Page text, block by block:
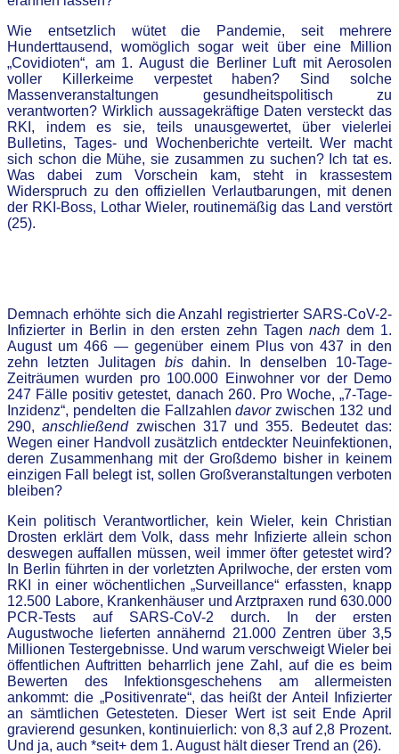
Wie entsetzlich wütet die Pandemie, seit mehrere
Hunderttausend, womöglich sogar weit über eine Million
„Covidioten“, am 1. August die Berliner Luft mit Aerosolen
voller Killerkeime verpestet haben? Sind solche
Massenveranstaltungen gesundheitspolitisch zu
verantworten? Wirklich aussagekräftige Daten versteckt das
RKI, indem es sie, teils unausgewertet, über vielerlei
Bulletins, Tages- und Wochenberichte verteilt. Wer macht
sich schon die Mühe, sie zusammen zu suchen? Ich tat es.
Was dabei zum Vorschein kam, steht in krassestem
Widerspruch zu den offiziellen Verlautbarungen, mit denen
der RKI-Boss, Lothar Wieler, routinemäßig das Land verstört
(25).
Demnach erhöhte sich die Anzahl registrierter SARS-CoV-2-
Infizierter in Berlin in den ersten zehn Tagen nach dem 1.
August um 466 — gegenüber einem Plus von 437 in den
zehn letzten Julitagen bisdahin. In denselben 10-Tage-
Zeiträumen wurden pro 100.000 Einwohner vor der Demo
247 Fälle positiv getestet, danach 260. Pro Woche, „7-Tage-
Inzidenz“, pendelten die Fallzahlendavorzwischen 132 und
290,anschließendzwischen 317 und 355. Bedeutet das:
Wegen einer Handvoll zusätzlich entdeckter Neuinfektionen,
deren Zusammenhang mit der Großdemo bisher in keinem
einzigen Fall belegt ist, sollen Großveranstaltungen verboten
bleiben?
Kein politisch Verantwortlicher, kein Wieler, kein Christian
Drosten erklärt dem Volk, dass mehr Infizierte allein schon
deswegen auffallen müssen, weil immer öfter getestet wird?
In Berlin führten in der vorletzten Aprilwoche, der ersten vom
RKI in einer wöchentlichen „Surveillance“ erfassten, knapp
12.500 Labore, Krankenhäuser und Arztpraxen rund 630.000
PCR-Tests auf SARS-CoV-2 durch. In der ersten
Augustwoche lieferten annähernd 21.000 Zentren über 3,5
Millionen Testergebnisse. Und warum verschweigt Wieler bei
öffentlichen Auftritten beharrlich jene Zahl, auf die es beim
Bewerten des Infektionsgeschehens am allermeisten
ankommt: die „Positivenrate“, das heißt der Anteil Infizierter
an sämtlichen Getesteten. Dieser Wert ist seit Ende April
gravierend gesunken, kontinuierlich: von 8,3 auf 2,8 Prozent.
Und ja, auch *seit+ dem 1. August hält dieser Trend an (26).